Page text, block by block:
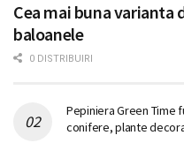
Cea mai buna varianta
baloanele
0 DISTRIBUIRI
Pepiniera Green Time
conifere, plante